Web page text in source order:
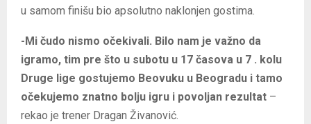
u samom finišu bio apsolutno naklonjen gostima.
-Mi čudo nismo očekivali. Bilo nam je važno da
igramo, tim pre što u subotu u 17 časova u 7 . kolu
Druge lige gostujemo Beovuku u Beogradu i tamo
očekujemo znatno bolju igru i povoljan rezultat –
rekao je trener Dragan Živanović.